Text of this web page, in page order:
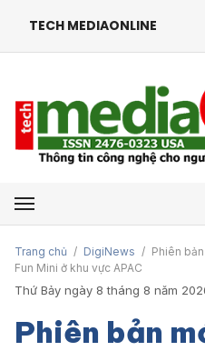
TECH MEDIAONLINE
Mở menu
Trang chủ / DigiNews / Phiên
Fun Mini ở khu vực APAC
Thứ Bảy ngày 8 tháng 8 năm
Phiên bản